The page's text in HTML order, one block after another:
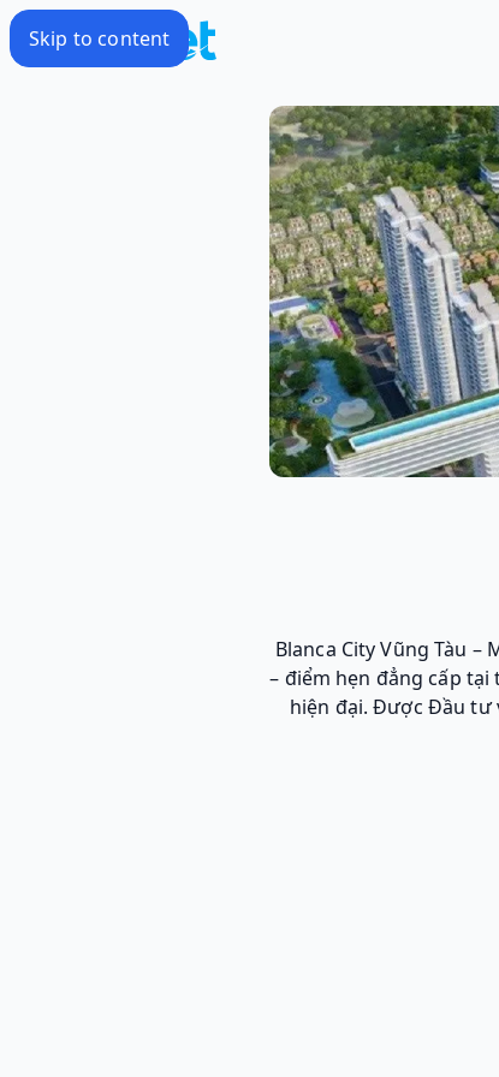
Skip to content
Blanca City Vũng Tàu
– điểm hẹn đẳng cấp
hiện đại. Được Đầu tư